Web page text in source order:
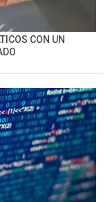
CON UN